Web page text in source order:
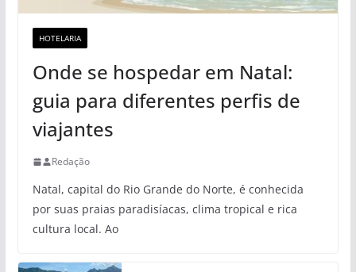
HOTELARIA
Onde se hospedar em Natal:
guia para diferentes perfis de
viajantes
Redação
Natal, capital do Rio Grande do Norte, é conhecida
por suas praias paradisíacas, clima tropical e rica
cultura local. Ao